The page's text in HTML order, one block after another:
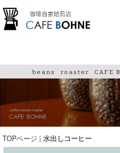
beans roaster CAFE
TOPページ | 水出しコーヒー